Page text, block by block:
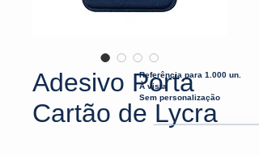
Adesivo Porta
Cartão de Lycra
Referência para 1.000 un.
À vista
Sem personalização